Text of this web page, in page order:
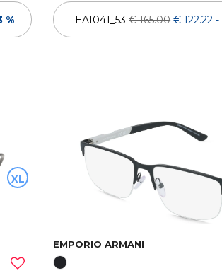
% EA1041_53€ 165.00 € 122.22 -
XL
EMPORIO ARMANI